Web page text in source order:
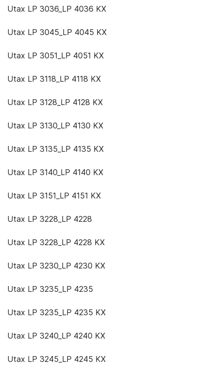
Utax LP 3036_LP 4036 KX
Utax LP 3045_LP 4045 KX
Utax LP 3051_LP 4051 KX
Utax LP 3118_LP 4118 KX
Utax LP 3128_LP 4128 KX
Utax LP 3130_LP 4130 KX
Utax LP 3135_LP 4135 KX
Utax LP 3140_LP 4140 KX
Utax LP 3151_LP 4151 KX
Utax LP 3228_LP 4228
Utax LP 3228_LP 4228 KX
Utax LP 3230_LP 4230 KX
Utax LP 3235_LP 4235
Utax LP 3235_LP 4235 KX
Utax LP 3240_LP 4240 KX
Utax LP 3245_LP 4245 KX